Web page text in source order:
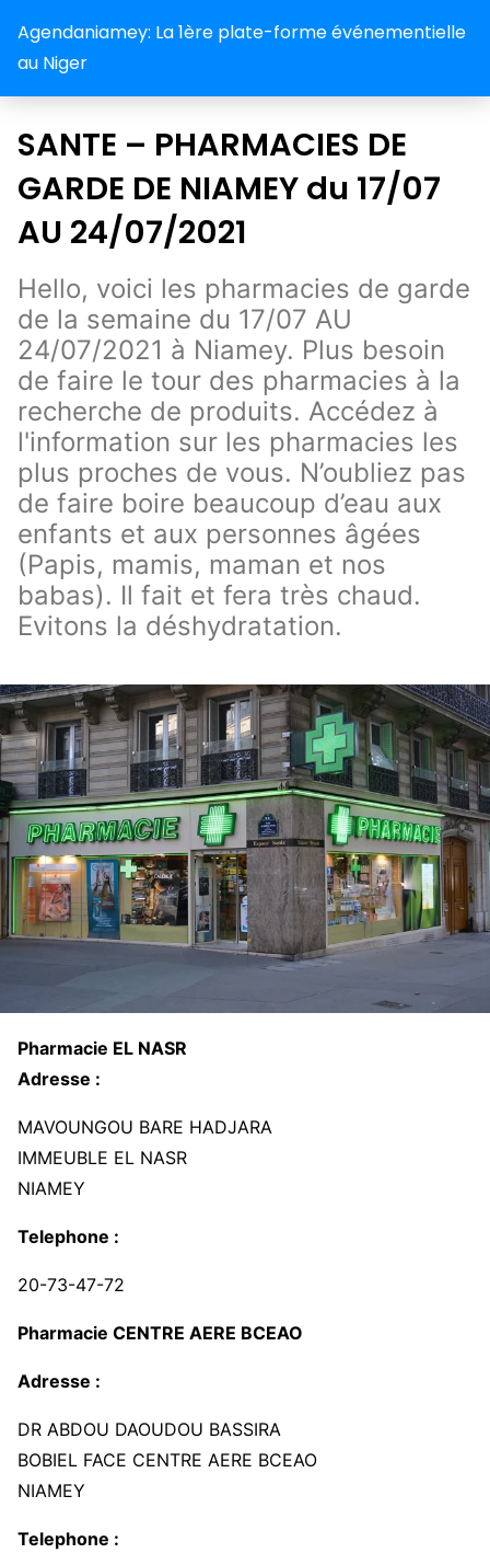
Agendaniamey: La 1ère plate-forme événementielle
au Niger
SANTE – PHARMACIES DE
GARDE DE NIAMEY du 17/07
AU 24/07/2021
Hello, voici les pharmacies de garde
de la semaine du 17/07 AU
24/07/2021 à Niamey. Plus besoin
de faire le tour des pharmacies à la
recherche de produits. Accédez à
l'information sur les pharmacies les
plus proches de vous. N’oubliez pas
de faire boire beaucoup d’eau aux
enfants et aux personnes âgées
(Papis, mamis, maman et nos
babas). Il fait et fera très chaud.
Evitons la déshydratation.
Pharmacie EL NASR
Adresse :
MAVOUNGOU BARE HADJARA
IMMEUBLE EL NASR
NIAMEY
Telephone :
20-73-47-72
Pharmacie CENTRE AERE BCEAO
Adresse :
DR ABDOU DAOUDOU BASSIRA
BOBIEL FACE CENTRE AERE BCEAO
NIAMEY
Telephone :